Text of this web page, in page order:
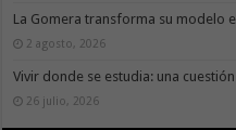
La Gomera transforma su modelo
2 agosto, 2026
Vivir donde se estudia: una
26 julio, 2026